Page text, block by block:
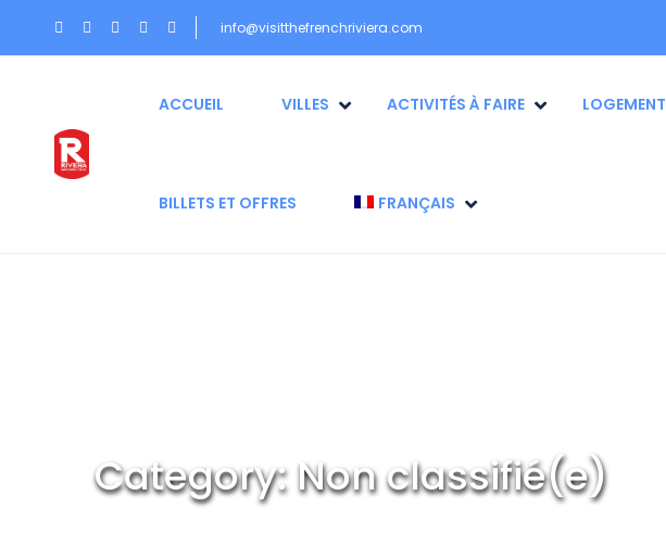
info@visitthefrenchriviera.com
ACCUEIL VILLES ACTIVITÉS À FAIRE LOGEMENT
BILLETS ET OFFRES FRANÇAIS
Category:Non classifié(e)